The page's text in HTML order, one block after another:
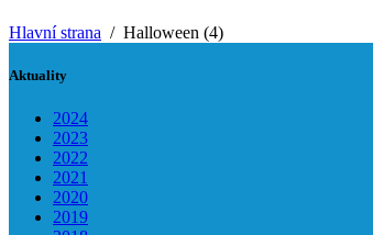
Hlavní strana Halloween (4)
Aktuality
2024
2023
2022
2021
2020
2019